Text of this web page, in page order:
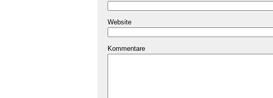
Website
Kommentare